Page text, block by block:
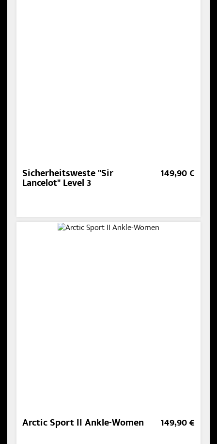
Sicherheitsweste "Sir
Lancelot" Level 3
149,90 €
Arctic Sport II Ankle-Women 149,90 €